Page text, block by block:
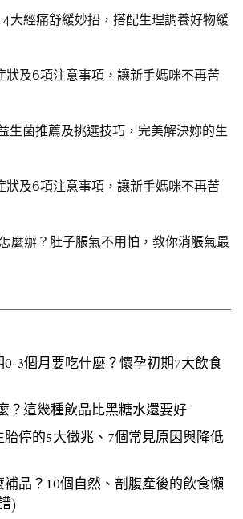
大經痛舒緩妙招，搭配生理調養好物緩
狀及6項注意事項，讓新手媽咪不再苦
生菌推薦及挑選技巧，完美解決妳的生
狀及6項注意事項，讓新手媽咪不再苦
麼辦？肚子脹氣不用怕，教你消脹氣最
0-3個月要吃什麼？懷孕初期7大飲食
？這幾種飲品比黑糖水還要好
停的5大徵兆、7個常見原因與降低
品？10個自然、剖腹產後的飲食懶
)